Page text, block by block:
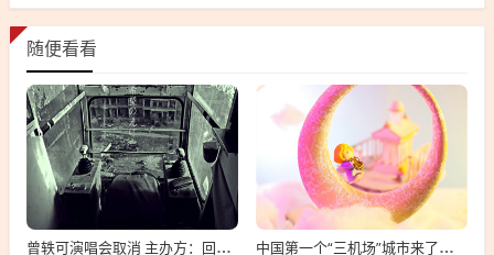
随便看看
曾轶可演唱会取消 主办方：回不了本，演唱会取消主办方难以为继 中国第一个“三机场”城市来了，中国首个三机场城市揭晓